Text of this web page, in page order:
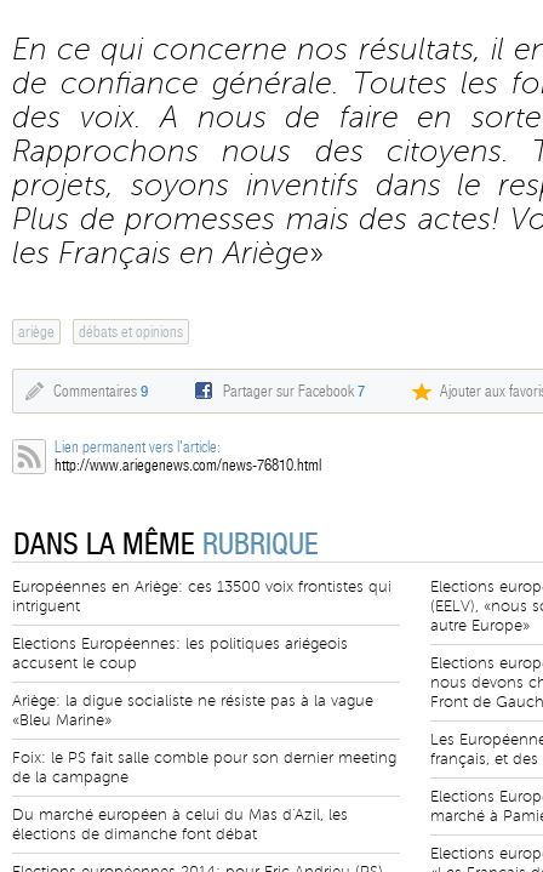
En ce qui concerne nos résultats, il
de confiance générale. Toutes les
des voix. A nous de faire en
Rapprochons nous des citoyens.
projets, soyons inventifs dans le
Plus de promesses mais des actes!
les Français en Ariège»
ariège débats et opinions
Commentaires 9 Partager sur Facebook7 Ajouter aux
Lien permanent vers l'article:
http://www.ariegenews.com/news-76810.html
DANS LA MÊME RUBRIQUE
Européennes en Ariège: ces 13500 voix frontistes qui
intriguent
Elections Européennes: les politiques ariégeois
accusent le coup
Ariège: la digue socialiste ne résiste pas à la vague
«Bleu Marine»
Foix: le PS fait salle comble pour son dernier meeting
de la campagne
Du marché européen à celui du Mas d'Azil, les
élections de dimanche font débat
Elections
(EELV), «nous
autre Europe»
Elections
nous devons
Front de
Les
français, et
Elections
marché à
Elections